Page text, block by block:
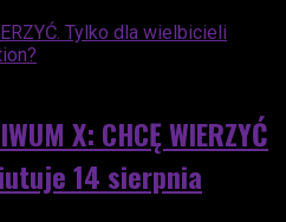
X: CHCĘ WIERZYĆ
14 sierpnia